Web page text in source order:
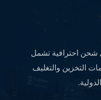
شحن احترافية تشمل
التخزين والتغليف